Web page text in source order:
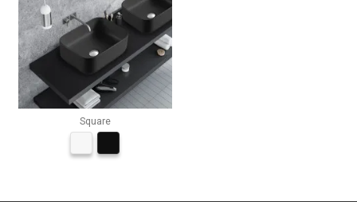
Square